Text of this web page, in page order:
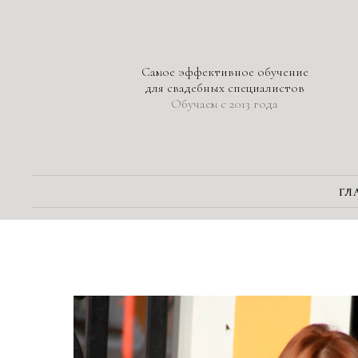
Самое эффективное обучение
для свадебных специалистов
Обучаем с 2013 года